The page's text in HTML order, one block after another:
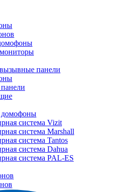
панели
домофоны
система Vizit
система Marshall
система Tantos
система Dahua
система PAL-ES